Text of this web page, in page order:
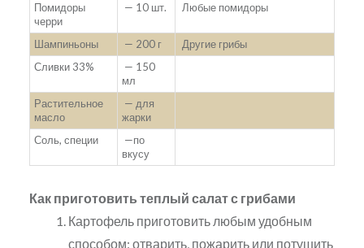
Помидоры
черри
— 10 шт. Любые помидоры
Шампиньоны — 200 г
Другие грибы
Сливки 33%
— 150
мл
Растительное
масло
— для
жарки
Соль, специи
—по
вкусу
Как приготовить теплый салат с грибами
Картофель приготовить любым удобным
способом: отварить, пожарить или потушить